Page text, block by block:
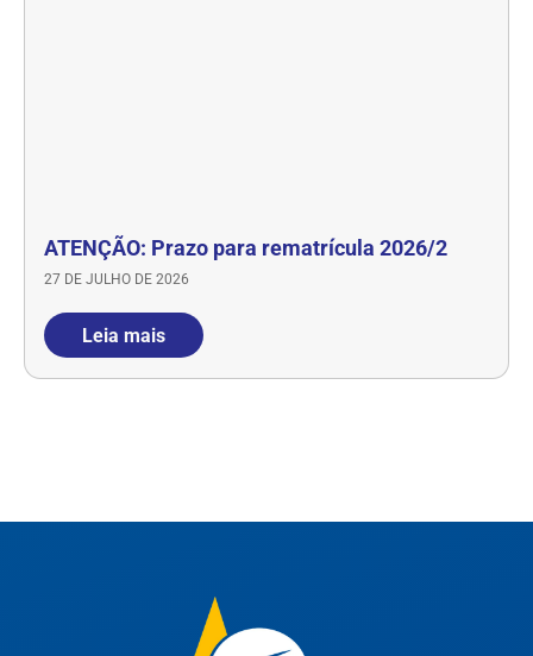
ATENÇÃO: Prazo para rematrícula 2026/2
27 DE JULHO DE 2026
Leia mais